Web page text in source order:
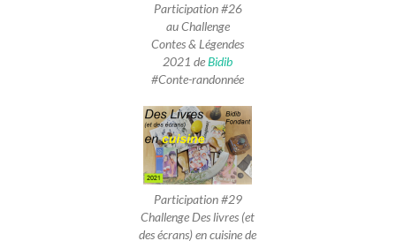
Participation #26
au Challenge
Contes & Légendes
2021 deBidib
#Conte-randonnée
Participation #29
Challenge Des livres (et
des écrans) en cuisine de